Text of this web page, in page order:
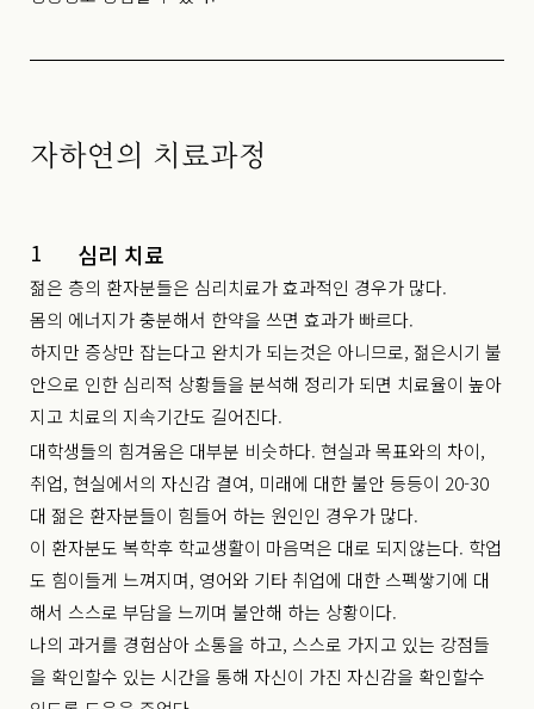
자하연의 치료과정
1 심리 치료
젊은 층의 환자분들은 심리치료가 효과적인 경우가 많다.
몸의 에너지가 충분해서 한약을 쓰면 효과가 빠르다.
하지만 증상만 잡는다고 완치가 되는것은 아니므로, 젊은시기 불
안으로 인한 심리적 상황들을 분석해 정리가 되면 치료율이 높아
지고 치료의 지속기간도 길어진다.
대학생들의 힘겨움은 대부분 비슷하다. 현실과 목표와의 차이,
취업, 현실에서의 자신감 결여, 미래에 대한 불안 등등이 20-30
대 젊은 환자분들이 힘들어 하는 원인인 경우가 많다.
이 환자분도 복학후 학교생활이 마음먹은 대로 되지않는다. 학업
도 힘이들게 느껴지며, 영어와 기타 취업에 대한 스펙쌓기에 대
해서 스스로 부담을 느끼며 불안해 하는 상황이다.
나의 과거를 경험삼아 소통을 하고, 스스로 가지고 있는 강점들
을 확인할수 있는 시간을 통해 자신이 가진 자신감을 확인할수